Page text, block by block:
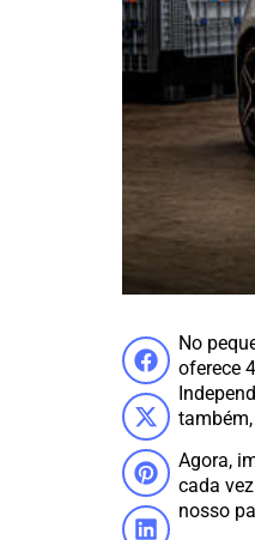
No
oferece
Agora,
cada
nosso